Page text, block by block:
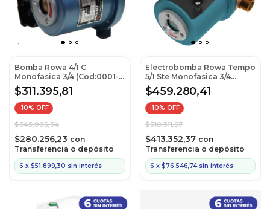
Bomba Rowa 4/1 C
Monofasica 3/4 (Cod:0001-
0001)
$311.395,81
-10% OFF
$345.995,34
$280.256,23 con
Transferencia o depósito
6 x $51.899,30 sin interés
Electrobomba Rowa Tempo
5/1 Ste Monofasica 3/4
(Cod:0002-0489)
$459.280,41
-10% OFF
$510.311,57
$413.352,37 con
Transferencia o depósito
6 x $76.546,74 sin interés